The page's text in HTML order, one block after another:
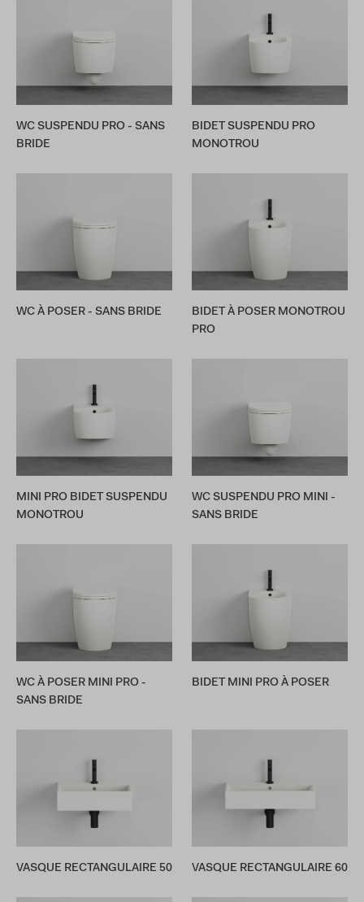
WC SUSPENDU PRO - SANS
BRIDE
BIDET SUSPENDU PRO
MONOTROU
WC À POSER - SANS BRIDE
BIDET À POSER MONOTROU
PRO
MINI PRO BIDET SUSPENDU
MONOTROU
WC SUSPENDU PRO MINI -
SANS BRIDE
WC À POSER MINI PRO -
SANS BRIDE
BIDET MINI PRO À POSER
VASQUE RECTANGULAIRE 50 VASQUE RECTANGULAIRE 60